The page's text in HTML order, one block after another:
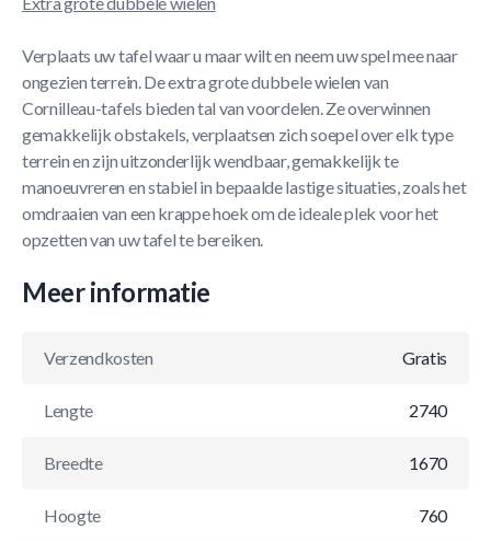
Verplaats uw tafel waar u maar wilt en neem uw spel mee naar
ongezien terrein. De extra grote dubbele wielen van
Cornilleau-tafels bieden tal van voordelen. Ze overwinnen
gemakkelijk obstakels, verplaatsen zich soepel over elk type
terrein en zijn uitzonderlijk wendbaar, gemakkelijk te
manoeuvreren en stabiel in bepaalde lastige situaties, zoals het
omdraaien van een krappe hoek om de ideale plek voor het
opzetten van uw tafel te bereiken.
Meer informatie
Verzendkosten Gratis
Lengte 2740
Breedte 1670
Hoogte 760